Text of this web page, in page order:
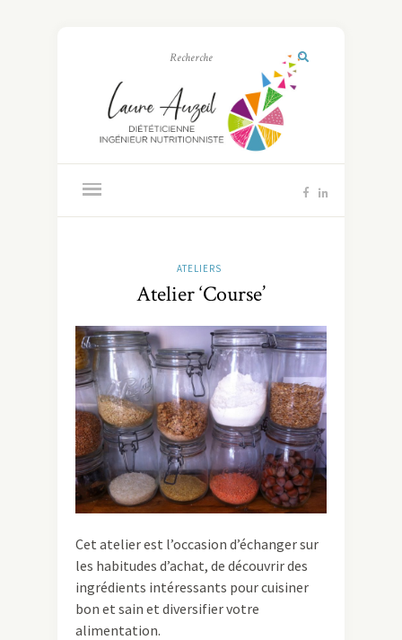
ATELIERS
Atelier ‘Course’
Cet atelier est l’occasion d’échanger sur
les habitudes d’achat, de découvrir des
ingrédients intéressants pour cuisiner
bon et sain et diversifier votre
alimentation.